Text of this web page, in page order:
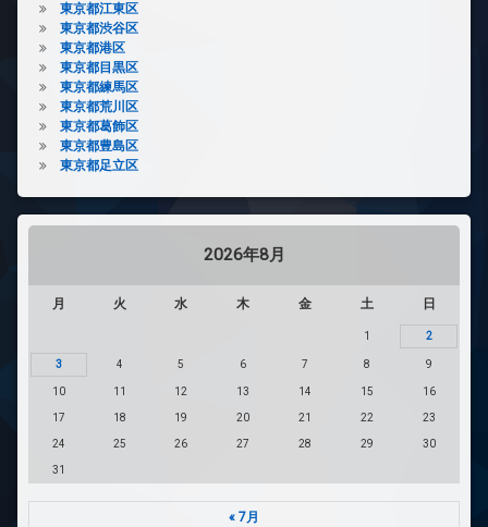
東京都江東区
東京都渋谷区
東京都港区
東京都目黒区
東京都練馬区
東京都荒川区
東京都葛飾区
東京都豊島区
東京都足立区
2026年8月
月 火 水 木 金 土 日
1 2
3 4 5 6 7 8 9
10 11 12 13 14 15 16
17 18 19 20 21 22 23
24 25 26 27 28 29 30
31
« 7月